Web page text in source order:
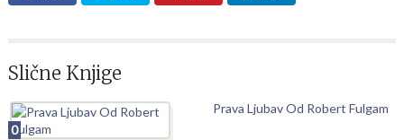
Slične Knjige
0
Prava Ljubav Od Robert Fulgam